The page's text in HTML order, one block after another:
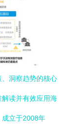
洞察趋势的核心
读并有效应用海
成立于2008年